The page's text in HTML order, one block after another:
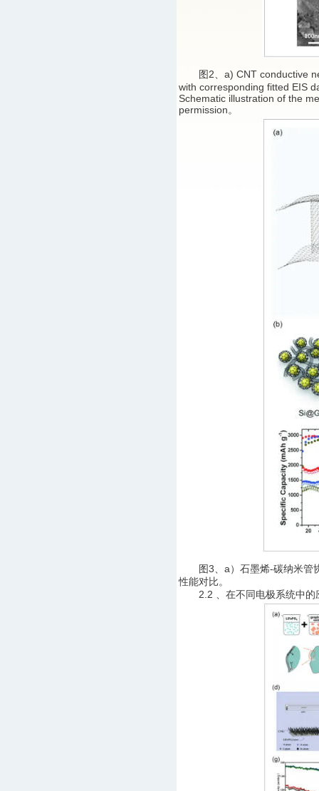
图2、a) CNT conductive
with corresponding fitted EIS
Schematic illustration of the
permission。
图3、a）石墨烯-碳纳米管协
性能对比。
2.2 、在不同电极系统中的